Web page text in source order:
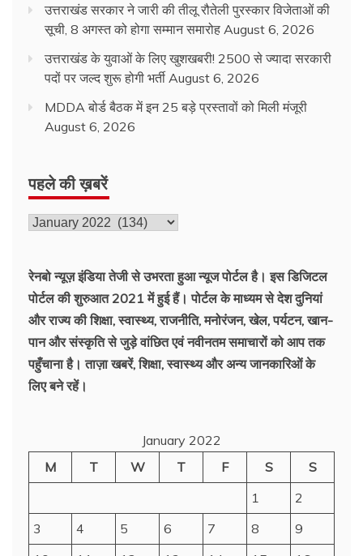
उत्तराखंड सरकार ने जारी की तीलू रौतेली पुरस्कार विजेताओं की
सूची, 8 अगस्त को होगा सम्मान समारोह August 6, 2026
उत्तराखंड के युवाओं के लिए खुशखबरी! 2500 से ज्यादा सरकारी
पदों पर जल्द शुरू होगी भर्ती August 6, 2026
MDDA बोर्ड बैठक में इन 25 बड़े प्रस्तावों को मिली मंजूरी
August 6, 2026
पहले की ख़बरें
पहले
रेनबो न्यूज़ इंडिया तेजी से उभरता हुआ न्‍यूज पोर्टल है। इस डिजिटल
पोर्टल की शुरुआत 2021 में हुई हैं। पोर्टल के माध्यम से देश दुनियां
और राज्य की शिक्षा, स्वास्थ्य, राजनीति, मनोरंजन, खेल, पर्यटन, खान-
पान और संस्कृति से जुड़े वांछित एवं नवीनतम समाचारों को आप तक
पहुँचाना है। ताज़ा खबरें, शिक्षा, स्वास्थ्य और अन्य जानकारिओं के
लिए बने रहें।
January 2022
M
T W T F S
S
1
2
3
4 5 6 7 8
9